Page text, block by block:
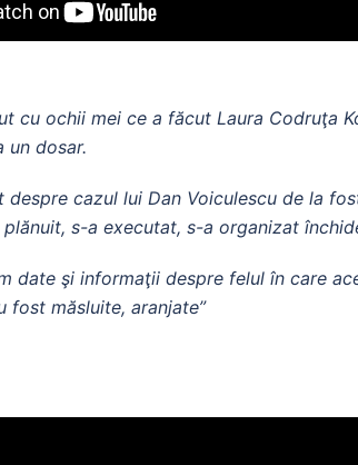
cu ochii mei ce a făcut Laura Codruţa
un dosar.
despre cazul lui Dan Voiculescu de la
s-a executat, s-a organizat
date şi informaţii despre felul în care
fost măsluite, aranjate”